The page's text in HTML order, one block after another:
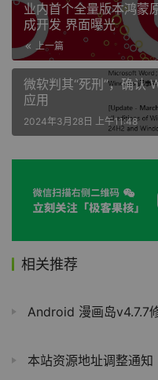
业内首个全量版本鸿蒙
成开发 界面曝光
上一篇
微软判其“死刑”，确认
应用
2024年3月28日 上午11:48
相关推荐
Android 漫画岛v4.7.7
本站资源地址调整通知